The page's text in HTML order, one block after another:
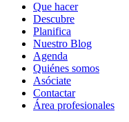
Que hacer
Descubre
Planifica
Nuestro Blog
Agenda
Quiénes somos
Asóciate
Contactar
Área profesionales